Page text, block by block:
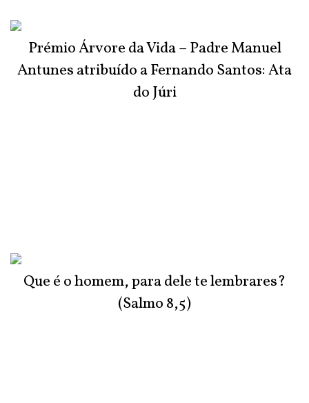
Prémio Árvore da Vida – Padre Manuel
Antunes atribuído a Fernando Santos: Ata
do Júri
Que é o homem, para dele te lembrares?
(Salmo 8,5)